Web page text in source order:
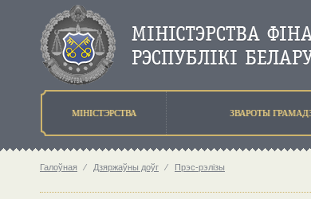
МIНIСТЭРСТВА ЗВАРОТЫ
Галоўная ⁄ Дзяржаўны доўг ⁄ Прэс-рэлізы